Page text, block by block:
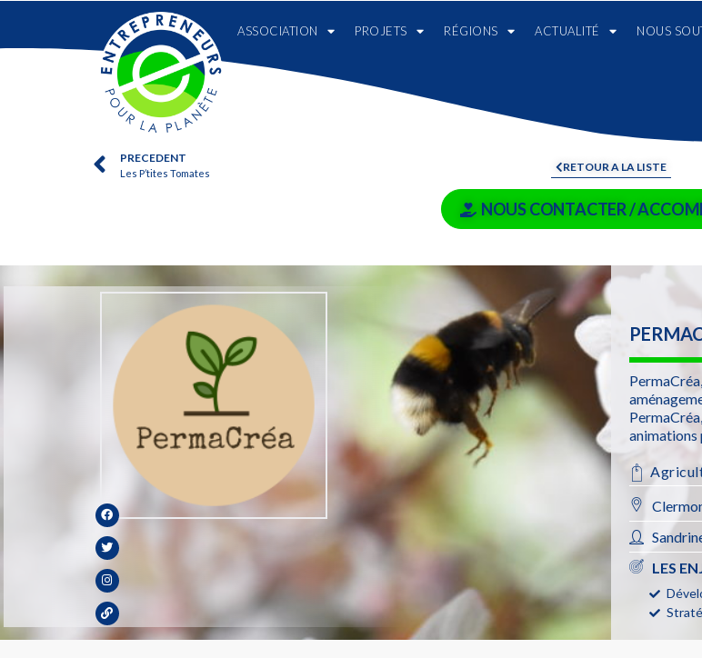
ASSOCIATION PROJETS RÉGIONS ACTUALITÉ NOUS
RETOUR A LA LISTE
PRECEDENT
Les P’tites Tomates
NOUS CONTACTER /
animations
LES